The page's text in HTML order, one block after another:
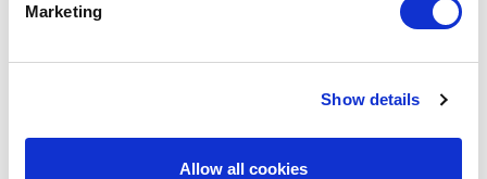
Marketing
Show details
Allow all cookies